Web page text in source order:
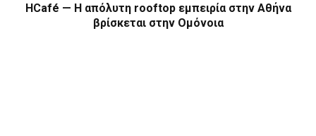
HCafé — Η απόλυτη rooftop εμπειρία στην Αθήνα
βρίσκεται στην Ομόνοια